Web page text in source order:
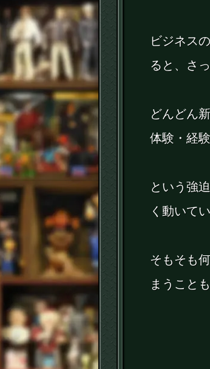
ビジネス
ると、さ
どんどん
体験・経
という強
く動いて
そもそも
まうこと